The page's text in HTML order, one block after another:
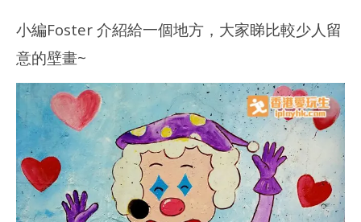
NOW VIEWING
[堅尼地城站] 壁畫走廊 － 由西區居民攜手創作
2017
年 1
月
29
日
日
小編Foster 介紹給一個地方，大家睇比較少人留
意的壁畫~